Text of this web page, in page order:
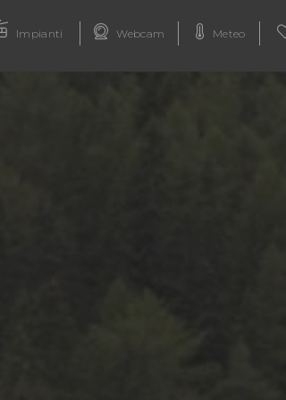
Impianti Webcam Meteo